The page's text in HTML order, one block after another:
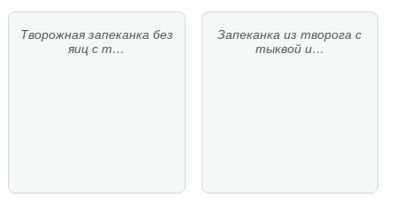
Творожная запеканка без
яиц с т…
Запеканка из творога с
тыквой и…